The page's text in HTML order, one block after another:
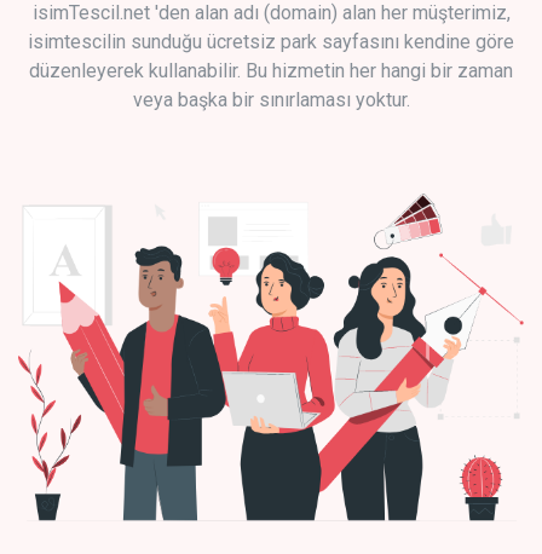
isimTescil.net 'den alan adı (domain) alan her müşterimiz,
isimtescilin sunduğu ücretsiz park sayfasını kendine göre
düzenleyerek kullanabilir. Bu hizmetin her hangi bir zaman
veya başka bir sınırlaması yoktur.